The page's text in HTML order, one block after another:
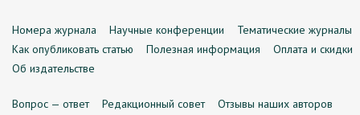
Номера журнала Научные конференции
Тематические журналы
Как опубликовать статью
Полезная информация
Оплата и скидки
Об издательстве
Вопрос — ответ Редакционный совет
Отзывы наших авторов